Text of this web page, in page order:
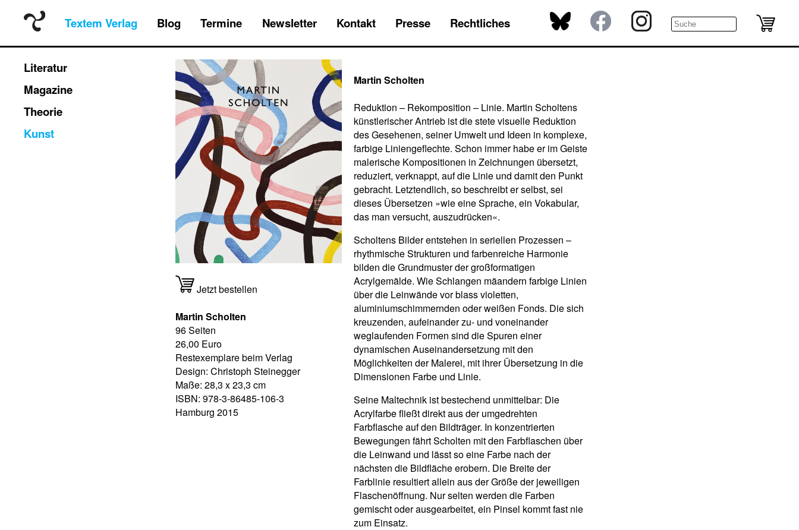
Textem Verlag Blog Termine Newsletter Kontakt Presse Rechtliches
Literatur
Magazine
Theorie
Kunst
Martin Scholten
Reduktion – Rekomposition – Linie. Martin Scholtens
künstlerischer Antrieb ist die stete visuelle Reduktion
des Gesehenen, seiner Umwelt und Ideen in komplexe,
farbige Liniengeflechte. Schon immer habe er im Geiste
malerische Kompositionen in Zeichnungen übersetzt,
reduziert, verknappt, auf die Linie und damit den Punkt
gebracht. Letztendlich, so beschreibt er selbst, sei
dieses Übersetzen »wie eine Sprache, ein Vokabular,
das man versucht, auszudrücken«.
Scholtens Bilder entstehen in seriellen Prozessen –
rhythmische Strukturen und farbenreiche Harmonie
bilden die Grundmuster der großformatigen
Acrylgemälde. Wie Schlangen mäandern farbige Linien
über die Leinwände vor blass violetten,
aluminiumschimmernden oder weißen Fonds. Die sich
kreuzenden, aufeinander zu- und voneinander
weglaufenden Formen sind die Spuren einer
dynamischen Auseinandersetzung mit den
Möglichkeiten der Malerei, mit ihrer Übersetzung in die
Dimensionen Farbe und Linie.
Seine Maltechnik ist bestechend unmittelbar: Die
Acrylfarbe fließt direkt aus der umgedrehten
Farbflasche auf den Bildträger. In konzentrierten
Bewegungen fährt Scholten mit den Farbflaschen über
die Leinwand und lässt so eine Farbe nach der
nächsten die Bildfläche erobern. Die Breite der
Farblinie resultiert allein aus der Größe der jeweiligen
Flaschenöffnung. Nur selten werden die Farben
gemischt oder ausgearbeitet, ein Pinsel kommt fast nie
zum Einsatz.
Jetzt bestellen
Martin Scholten
96 Seiten
26,00 Euro
Restexemplare beim Verlag
Design: Christoph Steinegger
Maße: 28,3 x 23,3 cm
ISBN: 978-3-86485-106-3
Hamburg 2015